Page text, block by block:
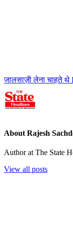
जालसाज़ी लेना चाहते थे
About Rajesh
Author at The State
View all posts